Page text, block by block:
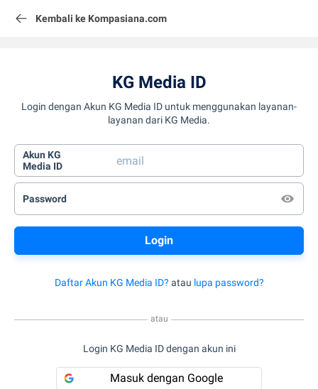
Kembali ke Kompasiana.com
KG Media ID
Login dengan Akun KG Media ID untuk menggunakan layanan-
layanan dari KG Media.
Akun KG
Media ID
Password
Daftar Akun KG Media ID? atau lupa password?
atau
Login KG Media ID dengan akun ini
Masuk dengan Google